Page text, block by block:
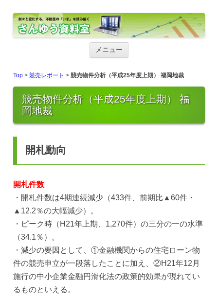
メニュー
ツ
ス
キ
ッ
Top >競売レポート >競売物件分析（平成25年度上期） 福岡地裁
競売物件分析（平成25年度上期） 福
岡地裁
開札動向
開札件数
・開札件数は4期連続減少（433件、前期比▲60件・
▲12.2％の大幅減少）。
・ピーク時（H21年上期、1,270件）の三分の一の水準
（34.1％）。
・減少の要因として、①金融機関からの住宅ローン物
件の競売申立が一段落したことに加え、②H21年12月
施行の中小企業金融円滑化法の政策的効果が現れてい
るものといえる。